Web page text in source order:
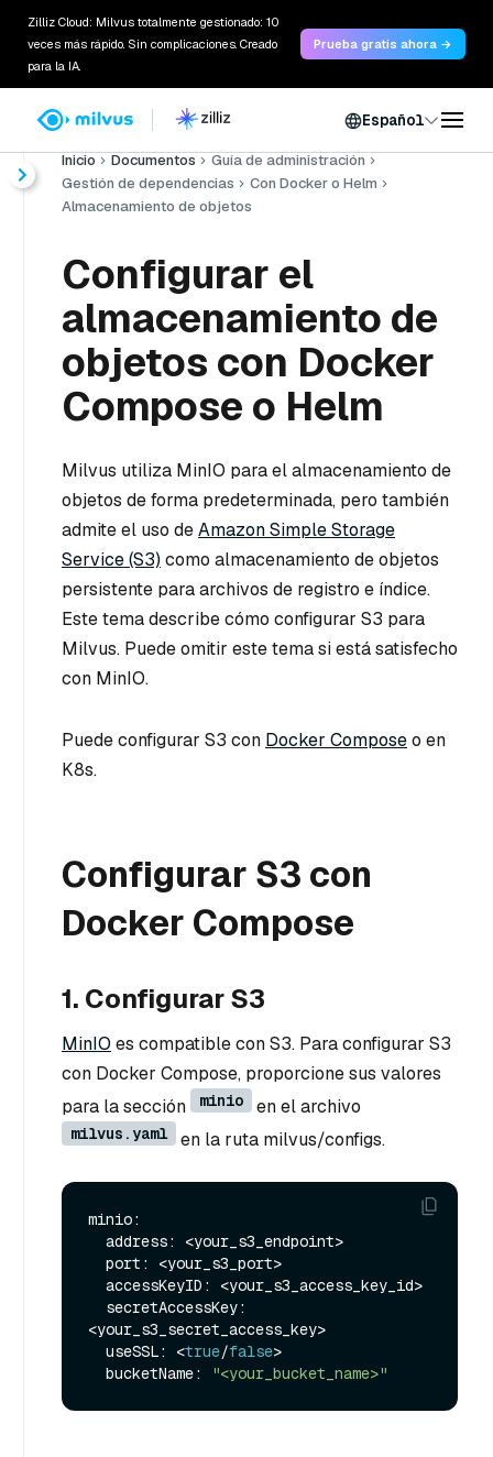
Zilliz Cloud: Milvus totalmente gestionado: 10
veces más rápido. Sin complicaciones. Creado
para la IA.
Prueba gratis ahora →
Español
Inicio Documentos
Guía de administración
Gestión de dependencias
Con Docker o Helm
Almacenamiento de objetos
Configurar el
almacenamiento de
objetos con Docker
Compose o Helm
Milvus utiliza MinIO para el almacenamiento de
objetos de forma predeterminada, pero también
admite el uso deAmazon Simple Storage
Service (S3) como almacenamiento de objetos
persistente para archivos de registro e índice.
Este tema describe cómo configurar S3 para
Milvus. Puede omitir este tema si está satisfecho
con MinIO.
Puede configurar S3 con Docker Composeo en
K8s.
Configurar S3 con
Docker Compose
1. Configurar S3
MinIO es compatible con S3. Para configurar S3
con Docker Compose, proporcione sus valores
para la sección
minio en el archivo
milvus.yaml en la ruta milvus/configs.
minio:
<your_s3_secret_access_key>
  useSSL: <
true/false>
  bucketName:
"<your_bucket_name>"